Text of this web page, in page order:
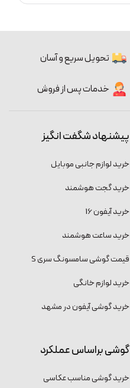
تحویل سریع و آسان
خدمات پس از فروش
پیشنهاد شگفت انگیز
خرید لوازم جانبی موبایل
خرید گجت هوشمند
خرید آیفون 16
خرید ساعت هوشمند
قیمت گوشی سامسونگ سری S
خرید لوازم خانگی
خرید گوشی آیفون در مشهد
گوشی براساس عملکرد
خرید گوشی مناسب عکاسی